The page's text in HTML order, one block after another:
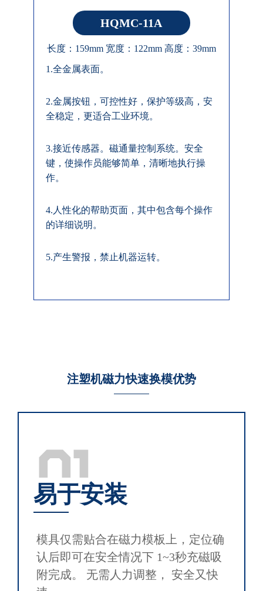
HQMC-11A
长度：159mm 宽度：122mm 高度：39mm
1.全金属表面。
2.金属按钮，可控性好，保护等级高，安
全稳定，更适合工业环境。
3.接近传感器。磁通量控制系统。安全
键，使操作员能够简单，清晰地执行操
作。
4.人性化的帮助页面，其中包含每个操作
的详细说明。
5.产生警报，禁止机器运转。
注塑机磁力快速换模优势
01
易于安装
模具仅需贴合在磁力模板上，定位确
认后即可在安全情况下 1~3秒充磁吸
附完成。 无需人力调整， 安全又快